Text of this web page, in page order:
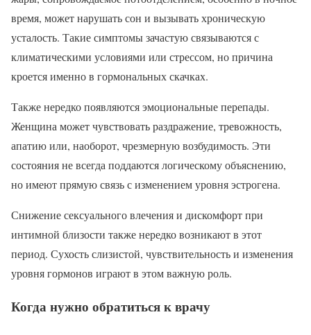
время, может нарушать сон и вызывать хроническую
усталость. Такие симптомы зачастую связываются с
климатическими условиями или стрессом, но причина
кроется именно в гормональных скачках.
Также нередко появляются эмоциональные перепады.
Женщина может чувствовать раздражение, тревожность,
апатию или, наоборот, чрезмерную возбудимость. Эти
состояния не всегда поддаются логическому объяснению,
но имеют прямую связь с изменением уровня эстрогена.
Снижение сексуального влечения и дискомфорт при
интимной близости также нередко возникают в этот
период. Сухость слизистой, чувствительность и изменения
уровня гормонов играют в этом важную роль.
Когда нужно обратиться к врачу